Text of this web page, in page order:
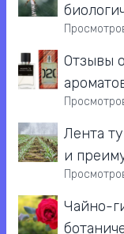
Отзывы
Лента
и
Чайно-